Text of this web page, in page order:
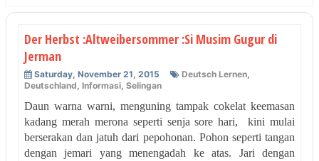
Der Herbst :Altweibersommer :Si Musim Gugur di
Jerman
Saturday, November 21, 2015 Deutsch Lernen,
Deutschland, Informasi, Selingan
Daun warna warni, menguning tampak cokelat keemasan
kadang merah merona seperti senja sore hari, kini mulai
berserakan dan jatuh dari pepohonan. Pohon seperti tangan
dengan jemari yang menengadah ke atas. Jari dengan